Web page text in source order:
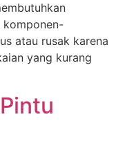
komponen-
atau rusak karena
yang kurang